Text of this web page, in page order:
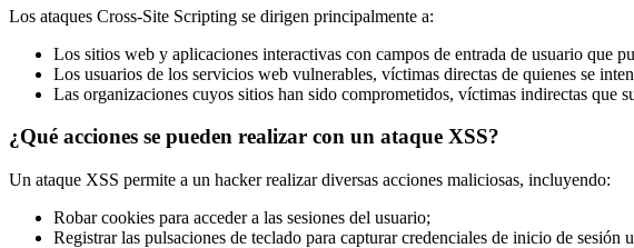
Los ataques Cross-Site Scripting se dirigen principalmente a:
Los sitios web y aplicaciones interactivas con campos de entrada de usuario que
Los usuarios de los servicios web vulnerables, víctimas directas de quienes se
Las organizaciones cuyos sitios han sido comprometidos, víctimas indirectas que
¿Qué acciones se pueden realizar con un ataque XSS?
Un ataque XSS permite a un hacker realizar diversas acciones maliciosas, incluyendo:
Robar cookies para acceder a las sesiones del usuario;
Registrar las pulsaciones de teclado para capturar credenciales de inicio de sesión